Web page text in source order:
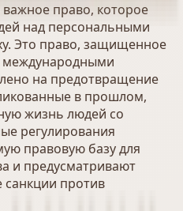
право, которое
над персональными
Это право, защищенное
международными
на предотвращение
в прошлом,
жизнь людей со
регулирования
правовую базу для
и предусматривают
против